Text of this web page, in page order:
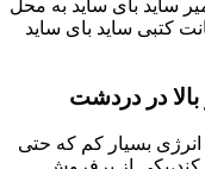
تکنیسین تعمیر ساید بای ساید به محل
کتبی ساید بای ساید
در دردشت
بسیار کم که حتی